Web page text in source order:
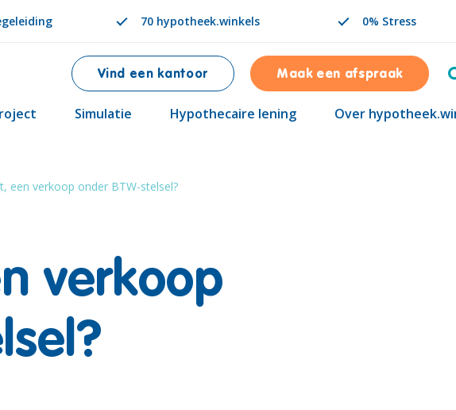
70 hypotheek.winkels 0% Stress
Vind een kantoor Maak een afspraak
Simulatie Hypothecaire lening Over
een verkoop onder BTW-stelsel?
verkoop